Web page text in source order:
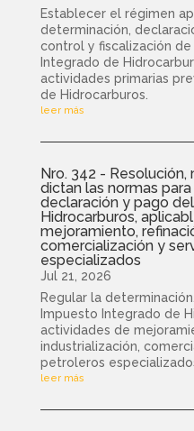
Establecer el régimen
determinación,
control y fiscalización
Integrado de
actividades primarias
de Hidrocarburos.
leer más
Nro. 342 -
dictan las normas
declaración y pago
Hidrocarburos,
mejoramiento,
comercialización y
especializados
Jul 21, 2026
Regular la
Impuesto Integrado de
actividades de
industrialización,
petroleros
leer más